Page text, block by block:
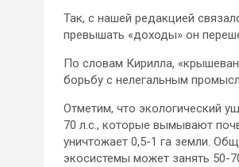
Так, с нашей редакцией
превышать «доходы» он
По словам Кирилла,
борьбу с нелегальным
Отметим, что экологический
70 л.с., которые вымывают
уничтожает 0,5-1 га земли.
экосистемы может занять 50-